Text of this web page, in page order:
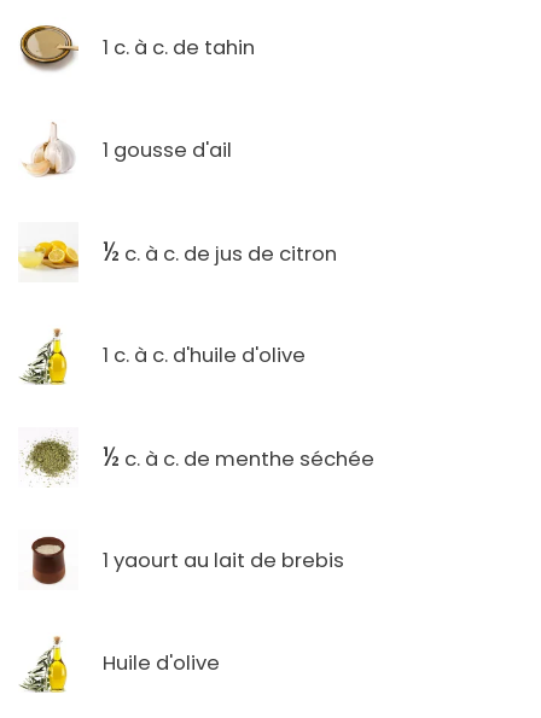
1 c. à c. de tahin
1 gousse d'ail
½ c. à c. de jus de citron
1 c. à c. d'huile d'olive
½ c. à c. de menthe séchée
1 yaourt au lait de brebis
Huile d'olive